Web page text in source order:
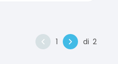
1 di 2